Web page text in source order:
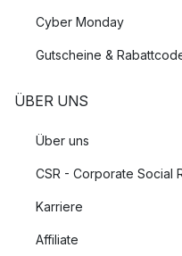
Cyber Monday
Gutscheine &
ÜBER UNS
Über uns
CSR - Corporate Social
Karriere
Affiliate